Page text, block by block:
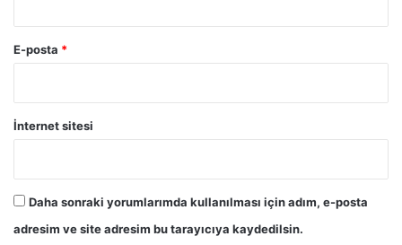
E-posta *
İnternet sitesi
Daha sonraki yorumlarımda kullanılması için adım, e-posta
adresim ve site adresim bu tarayıcıya kaydedilsin.